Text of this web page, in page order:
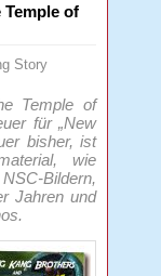
of
Story
Temple of
für „New
bisher, ist
wie
Bildern,
Jahren und